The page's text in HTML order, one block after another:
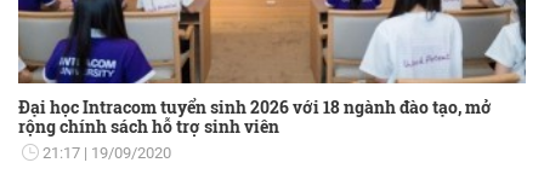
Đại học Intracom tuyển sinh 2026 với 18 ngành đào tạo, mở
rộng chính sách hỗ trợ sinh viên
21:17 19/09/2020